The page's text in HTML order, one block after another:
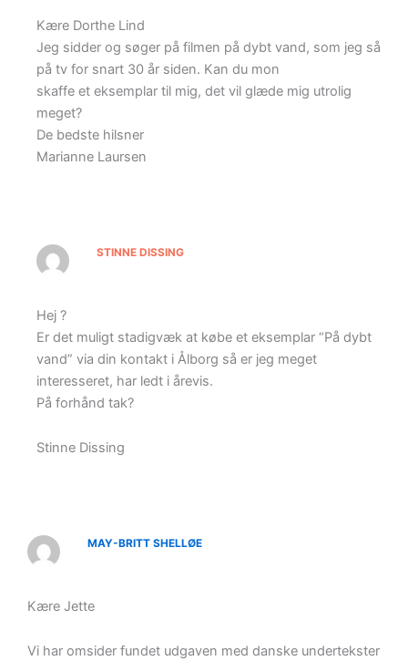
Kære Dorthe Lind
Jeg sidder og søger på filmen på dybt vand, som jeg så
på tv for snart 30 år siden. Kan du mon
skaffe et eksemplar til mig, det vil glæde mig utrolig
meget?
De bedste hilsner
Marianne Laursen
STINNE DISSING
Hej ?
Er det muligt stadigvæk at købe et eksemplar “På dybt
vand” via din kontakt i Ålborg så er jeg meget
interesseret, har ledt i årevis.
På forhånd tak?
Stinne Dissing
MAY-BRITT SHELLØE
Kære Jette
Vi har omsider fundet udgaven med danske undertekster